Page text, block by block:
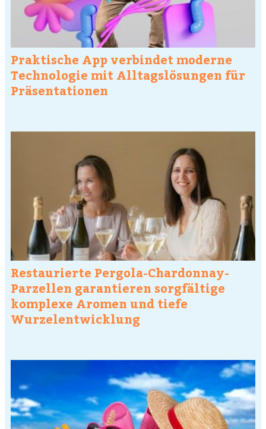
Praktische App verbindet moderne
Technologie mit Alltagslösungen für
Präsentationen
Restaurierte Pergola-Chardonnay-
Parzellen garantieren sorgfältige
komplexe Aromen und tiefe
Wurzelentwicklung